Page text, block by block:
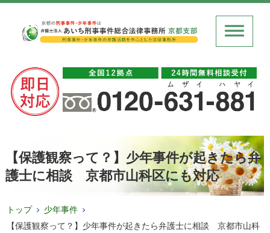
【保護観察って？】少年事件が起きたら弁
護士に相談 京都市山科区にも対応
トップ
少年事件
【保護観察って？】少年事件が起きたら弁護士に相談 京都市山科